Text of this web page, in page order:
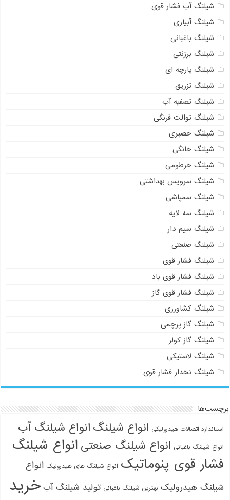
شیلنگ آب فشار قوی
شیلنگ آبیاری
شیلنگ باغبانی
شیلنگ برزنتی
شیلنگ پارچه ای
شیلنگ تزریق
شیلنگ تصفیه آب
شیلنگ توالت فرنگی
شیلنگ حصیری
شیلنگ خانگی
شیلنگ خرطومی
شیلنگ سرویس بهداشتی
شیلنگ سمپاشی
شیلنگ سه لایه
شیلنگ سیم دار
شیلنگ صنعتی
شیلنگ فشار قوی
شیلنگ فشار قوی باد
شیلنگ فشار قوی گاز
شیلنگ کشاورزی
شیلنگ گاز پرچمی
شیلنگ گاز کولر
شیلنگ لاستیکی
شیلنگ نخدار فشار قوی
برچسب‌ها
استاندارد اتصالات هیدرولیکی انواع شیلنگ انواع شیلنگ آب
انواع شیلنگ باغبانی انواع شیلنگ صنعتی انواع شیلنگ
فشار قوی پنوماتیک انواع شیلنگ های هیدرولیک انواع
شیلنگ هیدرولیک بهترین شیلنگ باغبانی تولید شیلنگ آب خرید